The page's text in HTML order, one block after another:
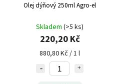
Olej dýňový 250ml Agro-el
Skladem (>5 ks)
220,20 Kč
880,80 Kč / 1 l